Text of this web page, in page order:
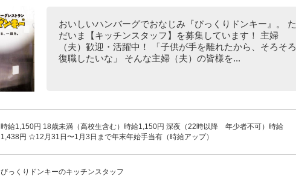
おいしいハンバーグでおなじみ『びっくりドンキー』。 た
だいま【キッチンスタッフ】を募集しています！ 主婦
（夫）歓迎・活躍中！ 「子供が手を離れたから、そろそろ
復職したいな」 そんな主婦（夫）の皆様を...
時給1,150円 18歳未満（高校生含む）時給1,150円 深夜（22時以降 年少者不可）時給
1,438円 ☆12月31日〜1月3日まで年末年始手当有（時給アップ）
びっくりドンキーのキッチンスタッフ